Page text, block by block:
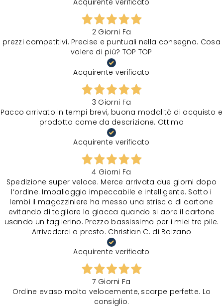
Acquirente verificato
2 Giorni Fa
prezzi competitivi. Precise e puntuali nella consegna. Cosa
volere di più? TOP TOP
Acquirente verificato
3 Giorni Fa
Pacco arrivato in tempi brevi, buona modalità di acquisto e
prodotto come da descrizione. Ottimo
Acquirente verificato
4 Giorni Fa
Spedizione super veloce. Merce arrivata due giorni dopo
l‘ordine. Imballaggio impeccabile e intelligente. Sotto i
lembi il magazziniere ha messo una striscia di cartone
evitando di tagliare la giacca quando si apre il cartone
usando un taglierino. Prezzo bassissimo per i miei tre pile.
Arrivederci a presto. Christian C. di Bolzano
Acquirente verificato
7 Giorni Fa
Ordine evaso molto velocemente, scarpe perfette. Lo
consiglio.